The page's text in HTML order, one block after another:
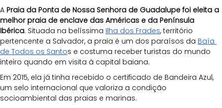
A Praia da Ponta de Nossa Senhora de Guadalupe foi eleita a
melhor praia de enclave das Américas e da Península
Ibérica. Situada na belíssima Ilha dos Frades, território
pertencente a Salvador, a praia é um dos paraísos da Baía
de Todos os Santos e costuma receber turistas do mundo
inteiro quando em visita à capital baiana.
Em 2015, ela já tinha recebido o certificado de Bandeira Azul,
um selo internacional que valoriza a condição
socioambiental das praias e marinas.